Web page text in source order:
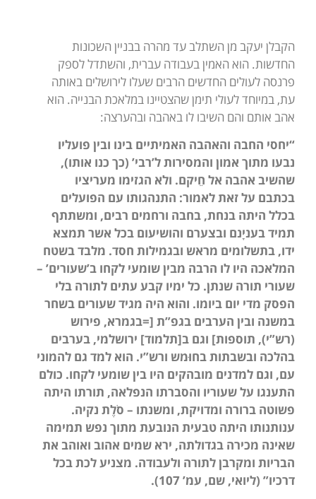
הקבלן יעקב מן השתלב עד מהרה בבניין השכונות
החדשות. הוא האמין בעבודה עברית, והשתדל לספק
פרנסה לעולים החדשים הרבים שעלו לירושלים באותה
עת, במיוחד לעולי תימן שהצטיינו במלאכת הבנייה. הוא
אהב אותם והם השיבו לו באהבה ובהערצה:
“יחסי החבה והאהבה האמיתיים בינו ובין פועליו
נבעו מתוך אמון והמסירות ל’רבי’ (כך כנו אותו),
שהשיב אהבה אל חֵיקם. ולא הגזימו מעריציו
בכתבם על זאת לאמור: התנהגותו עם הפועלים
בכלל היתה בנחת, בחבה ורחמים רבים, ומשתתף
תמיד בעניָנם ובצערם והושיעום בכל אשר תמצא
ידו, בתשלומים מראש ובגמילות חסד. מלבד בשטח
המלאכה היו לו הרבה מבין שומעי לקחו ב’שעורים’ –
שעורי תורה שנתן. כל ימיו קבע עתים לתורה בלי
הפסק מדי יום ביומו. והוא היה מגיד שעורים בשחר
במשנה ובין הערבים בגפ”ת [=בגמרא, פירוש
(רש”י), תוספות] וגם ב[תלמוד] ירושלמי, בערבים
בהלכה ובשבתות בחוּמש ורש”י. הוא למד גם להמוני
עם, וגם למדנים מובהקים היו בין שומעי לקחו. כולם
התענגו על שעוריו והסברתו הנפלאה, תורתו היתה
פשוטה ברורה ומדויקת, ומשנתו – סֹלֶת נקיה.
ענותנותו היתה טבעית הנובעת מתוך נפש תמימה
שאינה מכירה בגדולתה, ירא שמים אהוב ואוהב את
הבריות ומקרבן לתורה ולעבודה. מצניע לכת בכל
דרכיו” (ליואי, שם, עמ’ 107).